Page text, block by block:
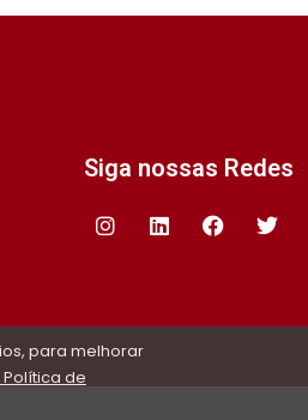
Siga nossas Redes
para melhorar
Política de